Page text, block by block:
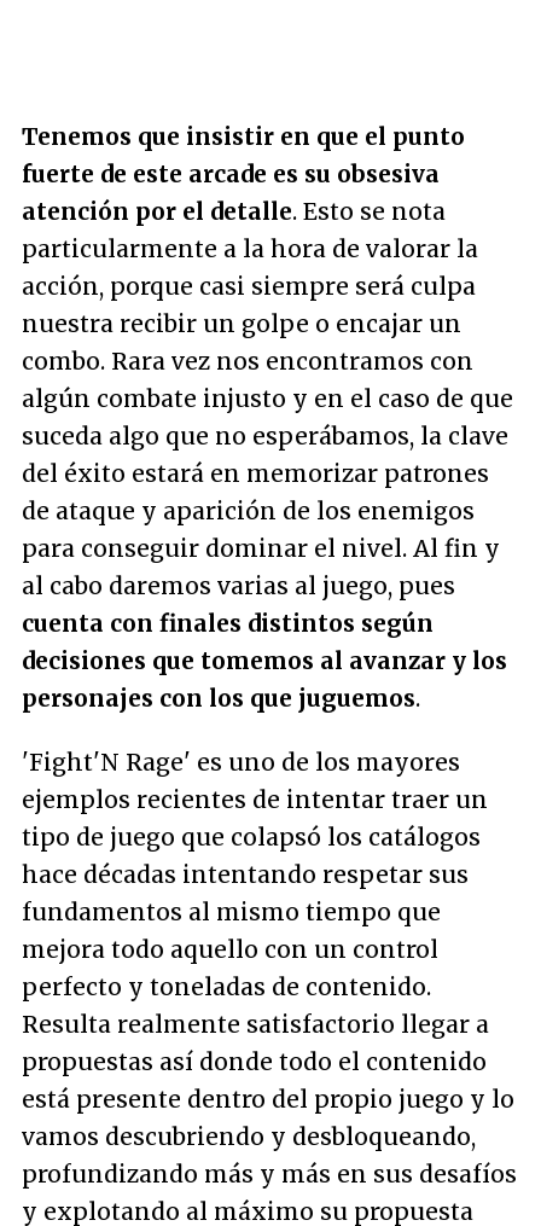
Tenemos que insistir en que el punto
fuerte de este arcade es su obsesiva
atención por el detalle. Esto se nota
particularmente a la hora de valorar la
acción, porque casi siempre será culpa
nuestra recibir un golpe o encajar un
combo. Rara vez nos encontramos con
algún combate injusto y en el caso de que
suceda algo que no esperábamos, la clave
del éxito estará en memorizar patrones
de ataque y aparición de los enemigos
para conseguir dominar el nivel. Al fin y
al cabo daremos varias al juego, pues
cuenta con finales distintos según
decisiones que tomemos al avanzar y los
personajes con los que juguemos.
'Fight'N Rage' es uno de los mayores
ejemplos recientes de intentar traer un
tipo de juego que colapsó los catálogos
hace décadas intentando respetar sus
fundamentos al mismo tiempo que
mejora todo aquello con un control
perfecto y toneladas de contenido.
Resulta realmente satisfactorio llegar a
propuestas así donde todo el contenido
está presente dentro del propio juego y lo
vamos descubriendo y desbloqueando,
profundizando más y más en sus desafíos
y explotando al máximo su propuesta